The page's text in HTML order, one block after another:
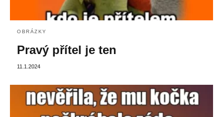
OBRÁZKY
Pravý přítel je ten
11.1.2024